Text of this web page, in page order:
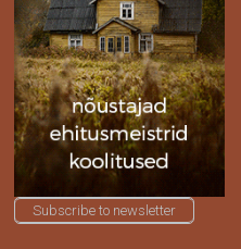
Subscribe to newsletter